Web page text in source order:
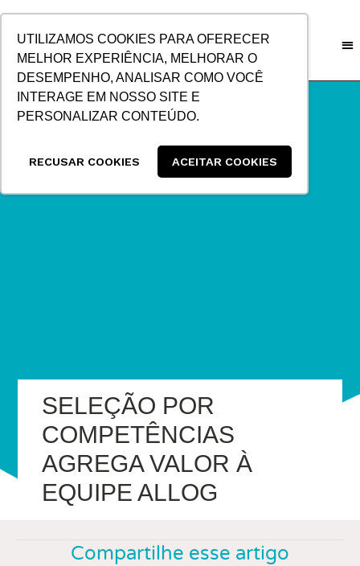
UTILIZAMOS COOKIES PARA OFERECER
MELHOR EXPERIÊNCIA, MELHORAR O
DESEMPENHO, ANALISAR COMO VOCÊ
INTERAGE EM NOSSO SITE E
PERSONALIZAR CONTEÚDO.
RECUSAR COOKIES ACEITAR COOKIES
CONTEÚDO
SELEÇÃO POR
COMPETÊNCIAS
AGREGA VALOR À
EQUIPE ALLOG
Compartilhe esse artigo